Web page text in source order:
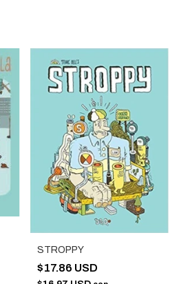
STROPPY
$17.86 USD